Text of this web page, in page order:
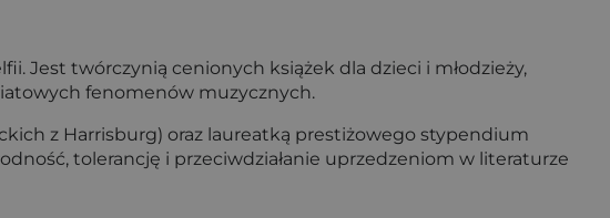
Jest twórczynią cenionych książek dla dzieci i młodzieży,
fenomenów muzycznych.
z Harrisburg) oraz laureatką prestiżowego stypendium
tolerancję i przeciwdziałanie uprzedzeniom w literaturze